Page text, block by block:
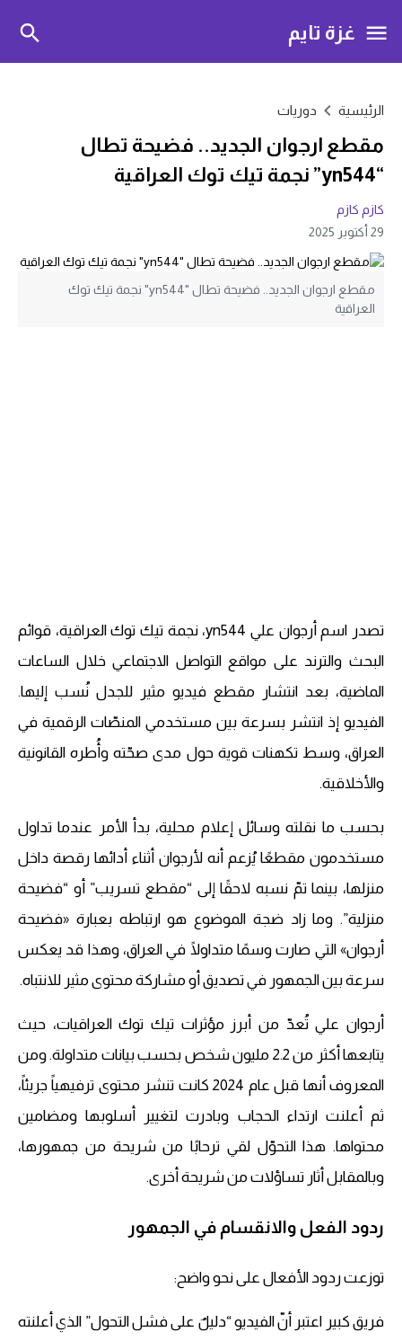
غزة تايم
الرئيسية دوريات
مقطع ارجوان الجديد.. فضيحة تطال
“yn544” نجمة تيك توك العراقية
كازم كازم
29 أكتوبر 2025
مقطع ارجوان الجديد.. فضيحة تطال "yn544" نجمة تيك توك
العراقية
تصدر اسم أرجوان علي yn544، نجمة تيك توك العراقية، قوائم
البحث والترند على مواقع التواصل الاجتماعي خلال الساعات
الماضية، بعد انتشار مقطع فيديو مثير للجدل نُسب إليها.
الفيديو إذ انتشر بسرعة بين مستخدمي المنصّات الرقمية في
العراق، وسط تكهنات قوية حول مدى صحّته وأُطره القانونية
والأخلاقية.
بحسب ما نقلته وسائل إعلام محلية، بدأ الأمر عندما تداول
مستخدمون مقطعًا يُزعم أنه لأرجوان أثناء أدائها رقصة داخل
منزلها، بينما تمّ نسبه لاحقًا إلى “مقطع تسريب” أو “فضيحة
منزلية”. وما زاد ضجة الموضوع هو ارتباطه بعبارة «فضيحة
أرجوان» التي صارت وسمًا متداولًا في العراق، وهذا قد يعكس
سرعة بين الجمهور في تصديق أو مشاركة محتوى مثير للانتباه.
أرجوان علي تُعدّ من أبرز مؤثرات تيك توك العراقيات، حيث
يتابعها أكثر من 2.2 مليون شخص بحسب بيانات متداولة. ومن
المعروف أنها قبل عام 2024 كانت تنشر محتوى ترفيهياً جريئاً،
ثم أعلنت ارتداء الحجاب وبادرت لتغيير أسلوبها ومضامين
محتواها. هذا التحوّل لقي ترحابًا من شريحة من جمهورها،
وبالمقابل أثار تساؤلات من شريحة أخرى.
ردود الفعل والانقسام في الجمهور
توزعت ردود الأفعال على نحو واضح:
فريق كبير اعتبر أنّ الفيديو “دليلٌ على فشل التحول” الذي أعلنته